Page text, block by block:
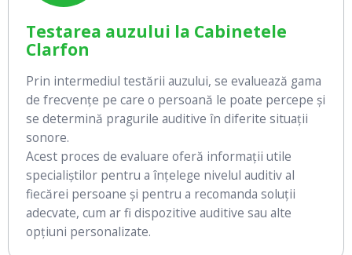
Testarea auzului la Cabinetele
Clarfon
Prin intermediul testării auzului, se evaluează gama
de frecvențe pe care o persoană le poate percepe și
se determină pragurile auditive în diferite situații
sonore.
Acest proces de evaluare oferă informații utile
specialiștilor pentru a înțelege nivelul auditiv al
fiecărei persoane și pentru a recomanda soluții
adecvate, cum ar fi dispozitive auditive sau alte
opțiuni personalizate.